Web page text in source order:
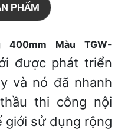
PHẨM
400mm Màu TGW-
được phát triển
và nó đã nhanh
thi công nội
giới sử dụng rộng